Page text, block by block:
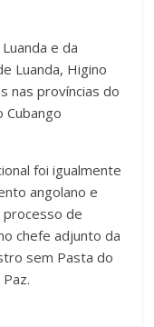
e da
Luanda, Higino
nas províncias do
Cubango
foi igualmente
angolano e
de
chefe adjunto da
sem Pasta do